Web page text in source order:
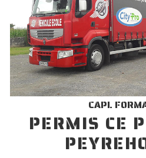
CAPL
PERMIS CE